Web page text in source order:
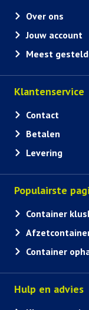
Over ons
Jouw account
Meest
Klantenservice
Contact
Betalen
Levering
Populairste
Container
Container
Hulp en advies